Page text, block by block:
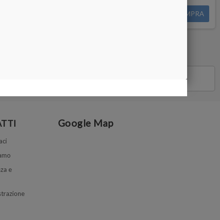
COMPRA
e
Google Map